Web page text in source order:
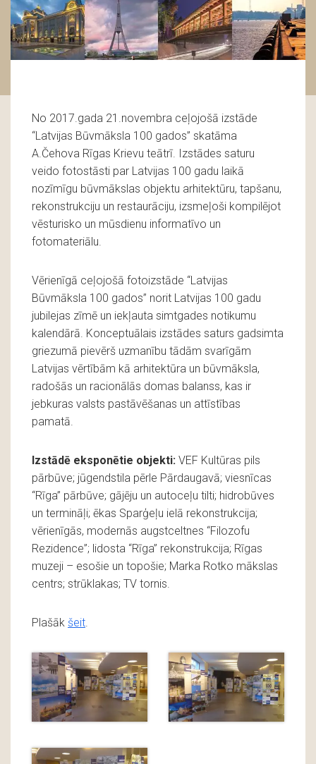
No 2017.gada 21.novembra ceļojošā izstāde
“Latvijas Būvmāksla 100 gados” skatāma
A.Čehova Rīgas Krievu teātrī. Izstādes saturu
veido fotostāsti par Latvijas 100 gadu laikā
nozīmīgu būvmākslas objektu arhitektūru, tapšanu,
rekonstrukciju un restaurāciju, izsmeļoši kompilējot
vēsturisko un mūsdienu informatīvo un
fotomateriālu.
Vērienīgā ceļojošā fotoizstāde “Latvijas
Būvmāksla 100 gados” norit Latvijas 100 gadu
jubilejas zīmē un iekļauta simtgades notikumu
kalendārā. Konceptuālais izstādes saturs gadsimta
griezumā pievērš uzmanību tādām svarīgām
Latvijas vērtībām kā arhitektūra un būvmāksla,
radošās un racionālās domas balanss, kas ir
jebkuras valsts pastāvēšanas un attīstības
pamatā.
Izstādē eksponētie objekti: VEF Kultūras pils
pārbūve; jūgendstila pērle Pārdaugavā; viesnīcas
“Rīga” pārbūve; gājēju un autoceļu tilti; hidrobūves
un termināļi; ēkas Sparģeļu ielā rekonstrukcija;
vērienīgās, modernās augstceltnes “Filozofu
Rezidence”; lidosta “Rīga” rekonstrukcija; Rīgas
muzeji – esošie un topošie; Marka Rotko mākslas
centrs; strūklakas; TV tornis.
Plašāk šeit.